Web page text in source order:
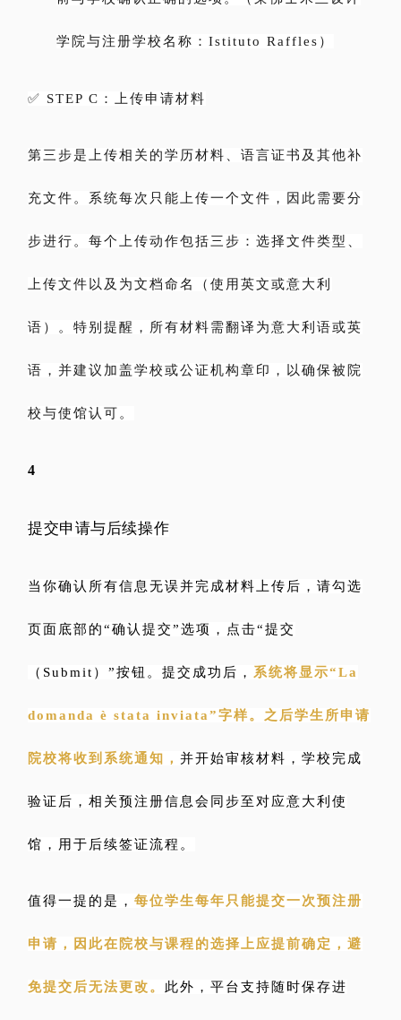
学院与注册学校名称：Istituto Raffles）
✅ STEP C：上传申请材料
第三步是上传相关的学历材料、语言证书及其他补
充文件。系统每次只能上传一个文件，因此需要分
步进行。每个上传动作包括三步：选择文件类型、
上传文件以及为文档命名（使用英文或意大利
语）。特别提醒，所有材料需翻译为意大利语或英
语，并建议加盖学校或公证机构章印，以确保被院
校与使馆认可。
4
提交申请与后续操作
当你确认所有信息无误并完成材料上传后，请勾选
页面底部的“确认提交”选项，点击“提交
（Submit）”按钮。提交成功后， 系统将显示“La
domanda è stata inviata”字样。之后学生所申请
院校将收到系统通知， 并开始审核材料，学校完成
验证后，相关预注册信息会同步至对应意大利使
馆，用于后续签证流程。
值得一提的是， 每位学生每年只能提交一次预注册
申请，因此在院校与课程的选择上应提前确定，避
免提交后无法更改。 此外，平台支持随时保存进